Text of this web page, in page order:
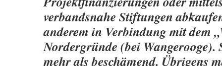
verbandsnahe Stiftungen
anderem in Verbindung mit dem
Nordergründe (bei Wangerooge).
mehr als beschämend. Übrigens